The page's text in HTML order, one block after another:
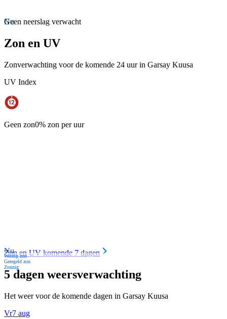
Nu
Geen neerslag verwacht
Zon en UV
Zonverwachting voor de komende 24 uur in Garsay Kuusa
UV Index
Geen zon0% zon per uur
Nu
Weinig zon
Geregeld zon
Zonnig
Zon en UV komende 7 dagen
5 dagen weersverwachting
Het weer voor de komende dagen in Garsay Kuusa
Vr7 aug